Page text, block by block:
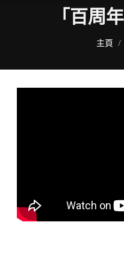
「百周
You
主頁